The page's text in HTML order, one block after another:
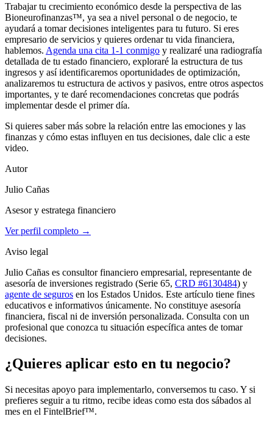
Trabajar tu crecimiento económico desde la perspectiva de las
Bioneurofinanzas™, ya sea a nivel personal o de negocio, te
ayudará a tomar decisiones inteligentes para tu futuro. Si eres
empresario de servicios y quieres ordenar tu vida financiera,
hablemos. Agenda una cita 1-1 conmigo y realizaré una radiografía
detallada de tu estado financiero, exploraré la estructura de tus
ingresos y así identificaremos oportunidades de optimización,
analizaremos tu estructura de activos y pasivos, entre otros aspectos
importantes, y te daré recomendaciones concretas que podrás
implementar desde el primer día.
Si quieres saber más sobre la relación entre las emociones y las
finanzas y cómo estas influyen en tus decisiones, dale clic a este
video.
Autor
Julio Cañas
Asesor y estratega financiero
Ver perfil completo →
Aviso legal
Julio Cañas es consultor financiero empresarial, representante de
asesoría de inversiones registrado (Serie 65, CRD #6130484) y
agente de seguros en los Estados Unidos. Este artículo tiene fines
educativos e informativos únicamente. No constituye asesoría
financiera, fiscal ni de inversión personalizada. Consulta con un
profesional que conozca tu situación específica antes de tomar
decisiones.
¿Quieres aplicar esto en tu negocio?
Si necesitas apoyo para implementarlo, conversemos tu caso. Y si
prefieres seguir a tu ritmo, recibe ideas como esta dos sábados al
mes en el FintelBrief™.